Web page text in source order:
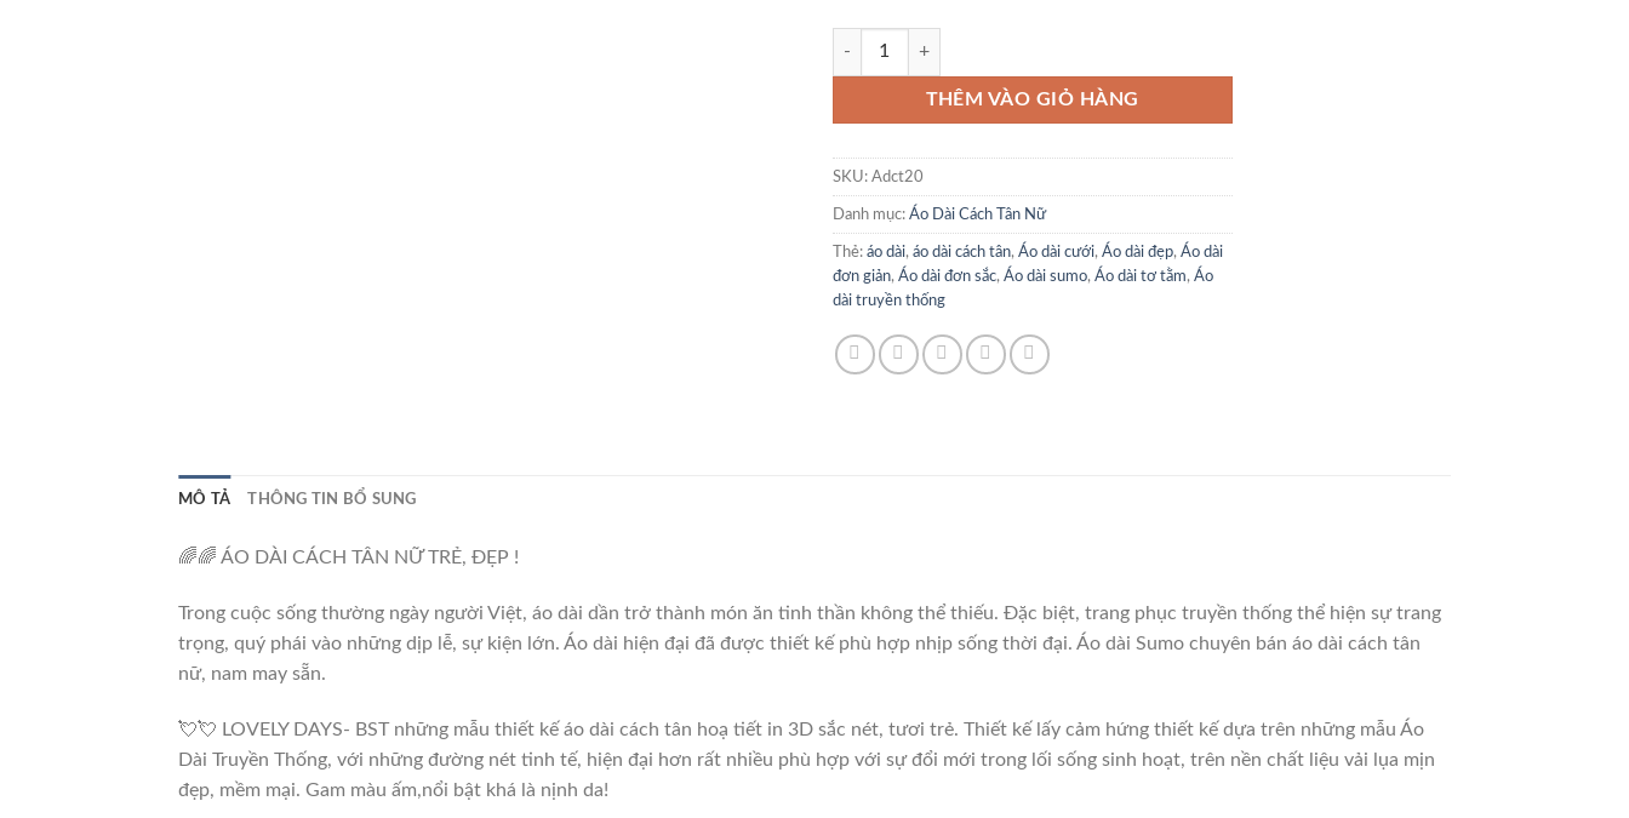
Áo dài cách tân nữ gấm mềm số lượng
THÊM VÀO GIỎ HÀNG
SKU: Adct20
Danh mục: Áo Dài Cách Tân Nữ
Thẻ: áo dài, áo dài cách tân, Áo dài cưới, Áo dài đẹp, Áo dài
đơn giản, Áo dài đơn sắc, Áo dài sumo, Áo dài tơ tằm, Áo
dài truyền thống
MÔ TẢ THÔNG TIN BỔ SUNG
🌈🌈 ÁO DÀI CÁCH TÂN NỮ TRẺ, ĐẸP !
Trong cuộc sống thường ngày người Việt, áo dài dần trở thành món ăn tinh thần không thể thiếu. Đặc biệt, trang phục truyền thống thể hiện sự trang
trọng, quý phái vào những dịp lễ, sự kiện lớn. Áo dài hiện đại đã được thiết kế phù hợp nhịp sống thời đại. Áo dài Sumo chuyên bán áo dài cách tân
nữ, nam may sẵn.
💘💘 LOVELY DAYS- BST những mẫu thiết kế áo dài cách tân hoạ tiết in 3D sắc nét, tươi trẻ. Thiết kế lấy cảm hứng thiết kế dựa trên những mẫu Áo
Dài Truyền Thống, với những đường nét tinh tế, hiện đại hơn rất nhiều phù hợp với sự đổi mới trong lối sống sinh hoạt, trên nền chất liệu vải lụa mịn
đẹp, mềm mại. Gam màu ấm,nổi bật khá là nịnh da!